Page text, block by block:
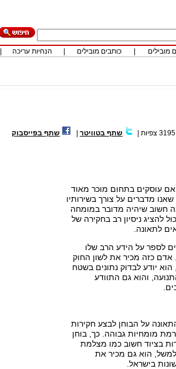
מובילים כותבים מובילים הנחיות עריכה
3195 צפיות שתף בטוויטר שתף בפייסבוק
אם עוסקים בתחום מוכר מאוד
מדברים על צורך בשירותיו
חשוב שיהיה מדובר במומחה
להציג ניסיון רב בחקירה של
לתאונה.
לספר על הידע הרב שלו
אדם כזה מכיר את לשון החוק
יודע לבדוק נתונים בשטח
והוא גם התוודע
על הבוחן לבצע חקירות
מומחיות גבוהה. כך, בוחן
בציוד חשוב כמו מצלמת
למשל, הוא גם מכיר את
בישראל.